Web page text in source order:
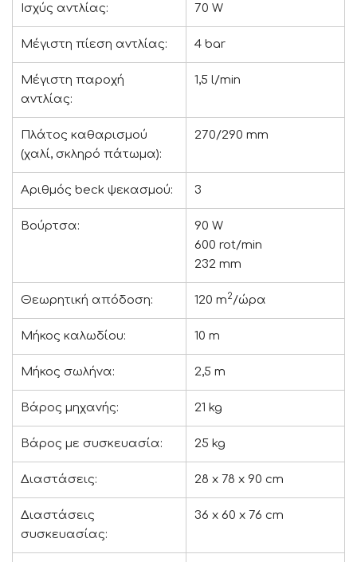
Ισχύς αντλίας: 70 W
Μέγιστη πίεση αντλίας: 4 bar
Μέγιστη παροχή
αντλίας:
1,5 l/min
Πλάτος καθαρισμού
(χαλί, σκληρό πάτωμα):
270/290 mm
Αριθμός beck ψεκασμού: 3
Bούρτσα:
90 W
600 rot/min
232 mm
Θεωρητική απόδοση: 120 m2/ώρα
Μήκος καλωδίου: 10 m
Μήκος σωλήνα: 2,5 m
Βάρος μηχανής: 21 kg
Βάρος με συσκευασία: 25 kg
Διαστάσεις: 28 x 78 x 90 cm
Διαστάσεις
συσκευασίας:
36 x 60 x 76 cm